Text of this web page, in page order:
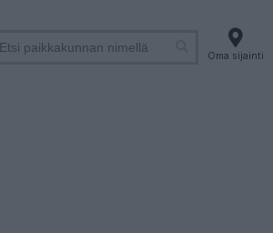
Oma sijainti